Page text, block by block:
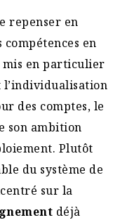
repenser en
en
mis en particulier
des comptes, le
son ambition
Plutôt
du système de
sur la
déjà